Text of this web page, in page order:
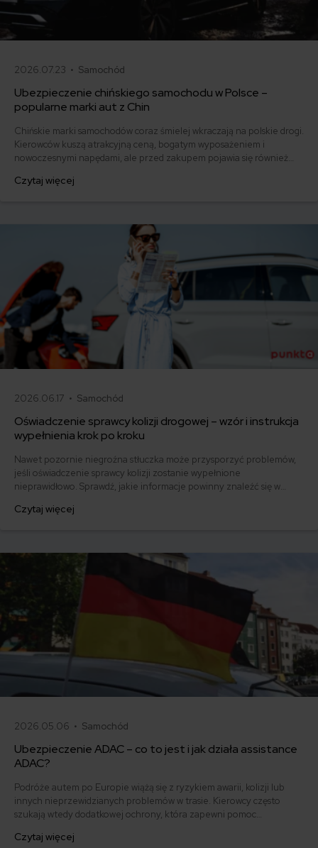
2026.07.23 • Samochód
Ubezpieczenie chińskiego samochodu w Polsce –
popularne marki aut z Chin
Chińskie marki samochodów coraz śmielej wkraczają na polskie drogi.
Kierowców kuszą atrakcyjną ceną, bogatym wyposażeniem i
nowoczesnymi napędami, ale przed zakupem pojawia się również
komunikacyjne dla marek takich jak MG, BYD, Omoda, Jaecoo i BAIC
Czytaj więcej
2026.06.17 • Samochód
Oświadczenie sprawcy kolizji drogowej – wzór i instrukcja
wypełnienia krok po kroku
Nawet pozornie niegroźna stłuczka może przysporzyć problemów,
jeśli oświadczenie sprawcy kolizji zostanie wypełnione
nieprawidłowo. Sprawdź, jakie informacje powinny znaleźć się w
Czytaj więcej
2026.05.06 • Samochód
Ubezpieczenie ADAC – co to jest i jak działa assistance
ADAC?
Podróże autem po Europie wiążą się z ryzykiem awarii, kolizji lub
innych nieprzewidzianych problemów w trasie. Kierowcy często
szukają wtedy dodatkowej ochrony, która zapewni pomoc
kraju. Jednym z rozwiązań, które pojawia się w tym kontekście, jest
Czytaj więcej